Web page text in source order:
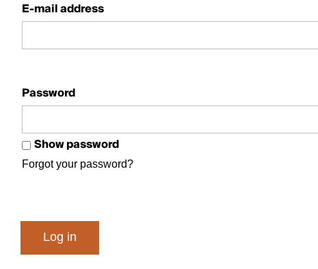
E-mail address
Password
Show password
Forgot your password?
Log in